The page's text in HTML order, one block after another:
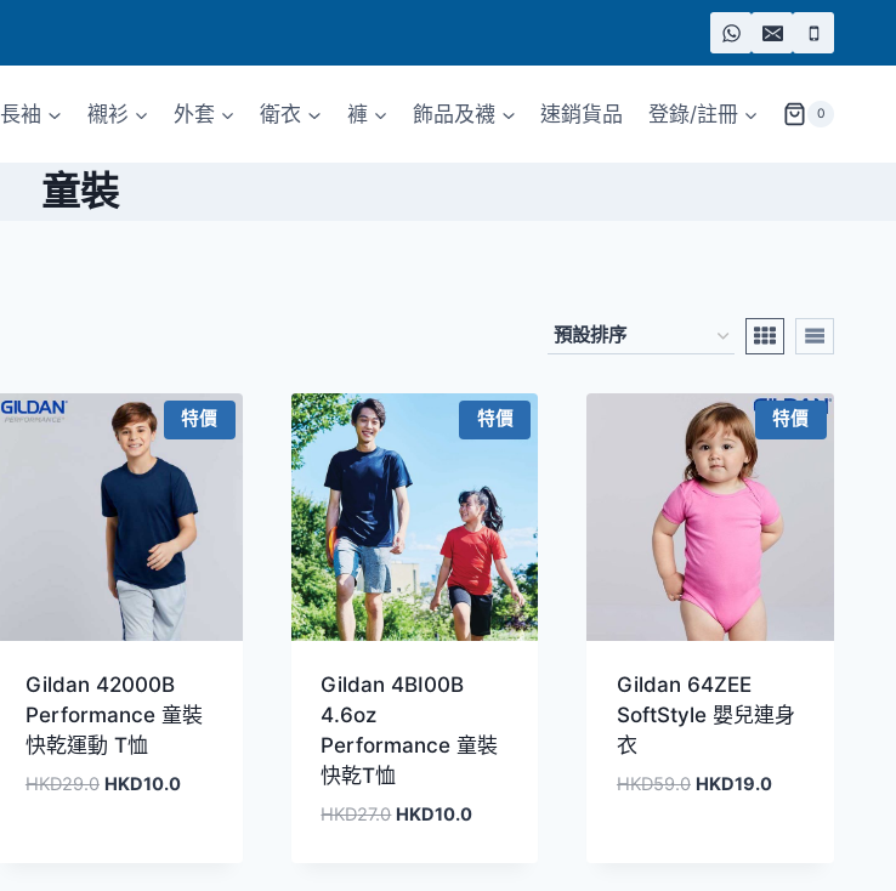
長袖 襯衫 外套 衛衣 褲 飾品及襪 速銷貨品 登錄/註冊 0
童裝
特價
Gildan 42000B
Performance 童裝
快乾運動 T恤
HKD29.0 原
HKD10.0目
特價
Gildan 4BI00B
4.6oz
Performance 童裝
快乾T恤
HKD27.0 原
HKD10.0目
特價
Gildan 64ZEE
SoftStyle 嬰兒連身
衣
HKD59.0 原
HKD19.0目